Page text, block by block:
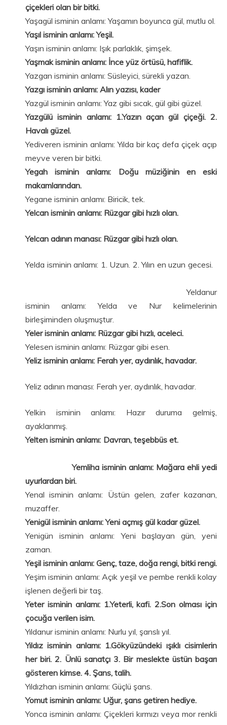
çiçekleri olan bir bitki.
Yaşagül isminin anlamı: Yaşamın boyunca gül, mutlu ol.
Yaşıl isminin anlamı: Yeşil.
Yaşın isminin anlamı: Işık parlaklık, şimşek.
Yaşmak isminin anlamı: İnce yüz örtüsü, hafiflik.
Yazgan isminin anlamı: Süsleyici, sürekli yazan.
Yazgı isminin anlamı: Alın yazısı, kader
Yazgül isminin anlamı: Yaz gibi sıcak, gül gibi güzel.
Yazgülü isminin anlamı: 1.Yazın açan gül çiçeği. 2.
Havalı güzel.
Yediveren isminin anlamı: Yılda bir kaç defa çiçek açıp
meyve veren bir bitki.
Yegah isminin anlamı: Doğu müziğinin en eski
makamlarından.
Yegane isminin anlamı: Biricik, tek.
Yelcan isminin anlamı: Rüzgar gibi hızlı olan.
Yelcan adının manası: Rüzgar gibi hızlı olan.
Yelda isminin anlamı: 1. Uzun. 2. Yılın en uzun gecesi.
Yeldanur
isminin anlamı: Yelda ve Nur kelimelerinin
birleşiminden oluşmuştur.
Yeler isminin anlamı: Rüzgar gibi hızlı, aceleci.
Yelesen isminin anlamı: Rüzgar gibi esen.
Yeliz isminin anlamı: Ferah yer, aydınlık, havadar.
Yeliz adının manası: Ferah yer, aydınlık, havadar.
Yelkin isminin anlamı: Hazır duruma gelmiş,
ayaklanmış.
Yelten isminin anlamı: Davran, teşebbüs et.
Yemliha isminin anlamı: Mağara ehli yedi
uyurlardan biri.
Yenal isminin anlamı: Üstün gelen, zafer kazanan,
muzaffer.
Yenigül isminin anlamı: Yeni açmış gül kadar güzel.
Yenigün isminin anlamı: Yeni başlayan gün, yeni
zaman.
Yeşil isminin anlamı: Genç, taze, doğa rengi, bitki rengi.
Yeşim isminin anlamı: Açık yeşil ve pembe renkli kolay
işlenen değerli bir taş.
Yeter isminin anlamı: 1.Yeterli, kafi. 2.Son olması için
çocuğa verilen isim.
Yıldanur isminin anlamı: Nurlu yıl, şanslı yıl.
Yıldız isminin anlamı: 1.Gökyüzündeki ışıklı cisimlerin
her biri. 2. Ünlü sanatçı 3. Bir meslekte üstün başarı
gösteren kimse. 4. Şans, talih.
Yıldızhan isminin anlamı: Güçlü şans.
Yomut isminin anlamı: Uğur, şans getiren hediye.
Yonca isminin anlamı: Çiçekleri kırmızı veya mor renkli